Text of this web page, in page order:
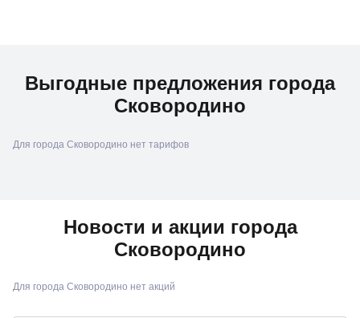
Выгодные предложения города
Сковородино
Для города Сковородино нет тарифов
Новости и акции города
Сковородино
Для города Сковородино нет акций